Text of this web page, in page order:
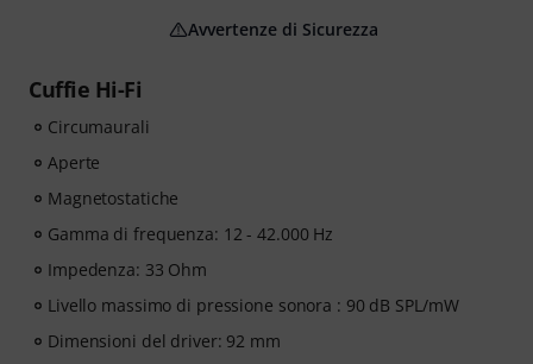
Cuffie Hi-Fi
Circumaurali
Aperte
Magnetostatiche
Gamma di frequenza: 12 - 42.000 Hz
Impedenza: 33 Ohm
Livello massimo di pressione sonora : 90 dB SPL/mW
Dimensioni del driver: 92 mm
Avvertenze di Sicurezza